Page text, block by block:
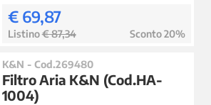
€ 69,87
Listino€ 87,34 Sconto 20%
K&N - Cod.269480
Filtro Aria K&N (Cod.HA-
1004)